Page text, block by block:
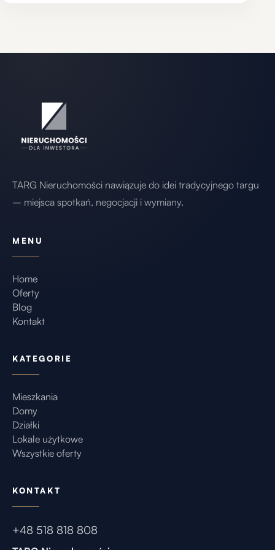
Wybór odpowiedniego gruntu pod
przepisów. Rodzaj gruntu, brak MPZP czy
konieczność uzyskania WZ mogą
projektu i koszty. Jeśli planujesz zakup
działki, skontaktuj się z ekspertami z
przejść przez wszystkie formalności i
wybrać najlepszą opcję inwestycyjną.
TARG Nieruchomości nawiązuje do idei tradycyjnego targu
– miejsca spotkań, negocjacji i wymiany.
MENU
Home
Oferty
Blog
Kontakt
KATEGORIE
Mieszkania
Domy
Działki
Lokale użytkowe
Wszystkie oferty
KONTAKT
+48 518 818 808